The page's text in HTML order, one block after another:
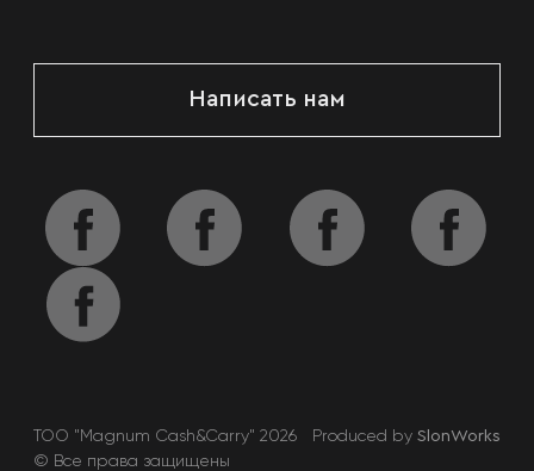
Написать нам
TOO "Magnum Cash&Carry" 2026
© Все права защищены
Produced by SlonWorks